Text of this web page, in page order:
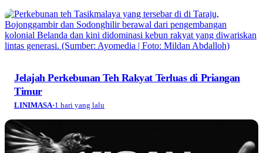
Jelajah Perkebunan Teh Rakyat Terluas di Priangan
Timur
LINIMASA·1 hari yang lalu